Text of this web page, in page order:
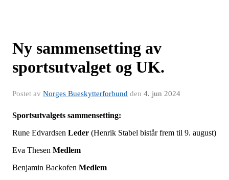
Ny sammensetting av
sportsutvalget og UK.
Postet av Norges Bueskytterforbund den 4. jun 2024
Sportsutvalgets sammensetting:
Rune Edvardsen Leder (Henrik Stabel bistår frem til 9. august)
Eva Thesen Medlem
Benjamin Backofen Medlem